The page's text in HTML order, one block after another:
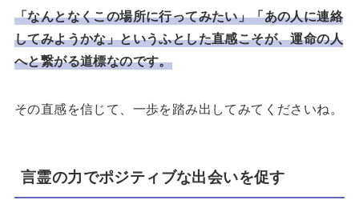
「なんとなくこの場所に行ってみたい」「あの人に連絡
してみようかな」というふとした直感こそが、運命の人
へと繋がる道標なのです。
その直感を信じて、一歩を踏み出してみてくださいね。
言霊の力でポジティブな出会いを促す